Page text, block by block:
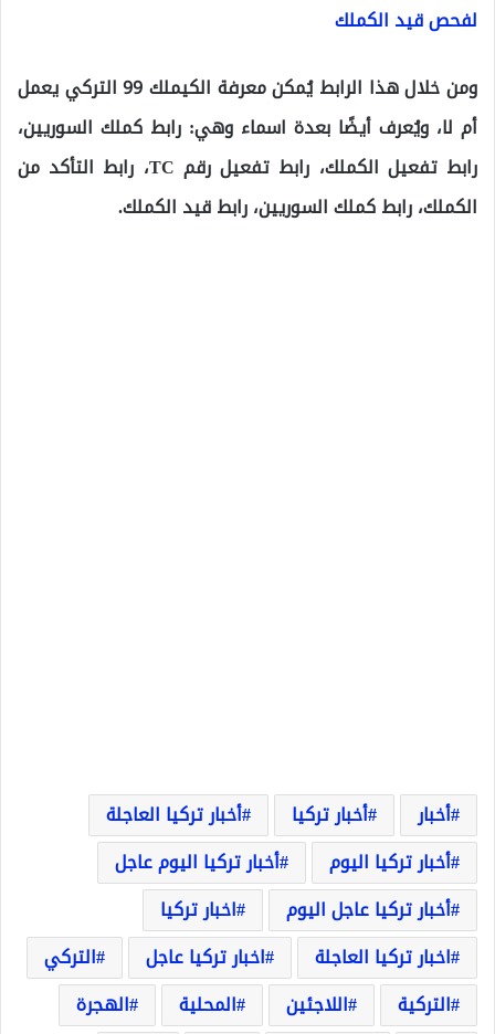
لفحص قيد الكملك
ومن خلال هذا الرابط يُمكن معرفة الكيملك 99 التركي يعمل
أم لا، ويُعرف أيضًا بعدة اسماء وهي: رابط كملك السوريين،
رابط تفعيل الكملك، رابط تفعيل رقم TC، رابط التأكد من
الكملك، رابط كملك السوريين، رابط قيد الكملك.
أخبار أخبار تركيا
أخبار تركيا العاجلة
أخبار تركيا اليوم
أخبار تركيا اليوم عاجل
أخبار تركيا عاجل اليوم
اخبار تركيا
اخبار تركيا العاجلة
اخبار تركيا عاجل
التركي
التركية
اللاجئين المحلية
الهجرة